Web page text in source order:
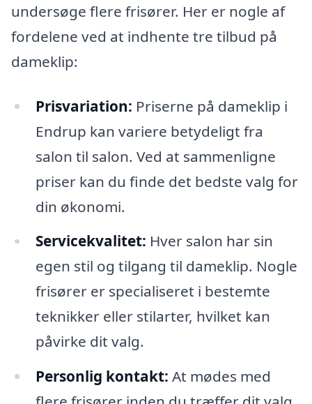
undersøge flere frisører. Her er nogle af
fordelene ved at indhente tre tilbud på
dameklip:
Prisvariation: Priserne på dameklip i
Endrup kan variere betydeligt fra
salon til salon. Ved at sammenligne
priser kan du finde det bedste valg for
din økonomi.
Servicekvalitet: Hver salon har sin
egen stil og tilgang til dameklip. Nogle
frisører er specialiseret i bestemte
teknikker eller stilarter, hvilket kan
påvirke dit valg.
Personlig kontakt: At mødes med